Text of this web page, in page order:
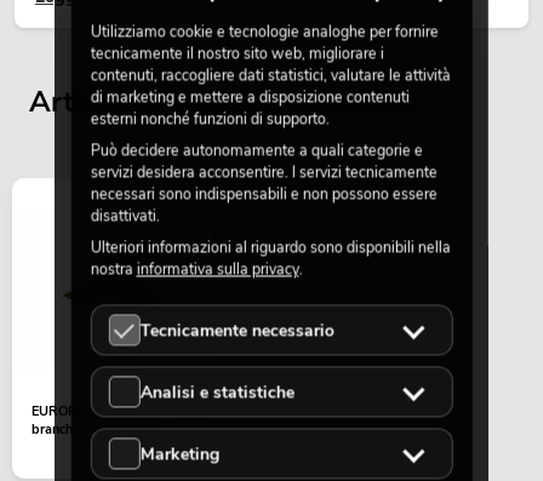
Articoli visualizzati per ultimi
EUROPALMS Wisteria
branch, artificial, pink
Utilizziamo cookie e tecnologie analoghe per fornire
tecnicamente il nostro sito web, migliorare i
contenuti, raccogliere dati statistici, valutare le attività
di marketing e mettere a disposizione contenuti
esterni nonché funzioni di supporto.
Può decidere autonomamente a quali categorie e
servizi desidera acconsentire. I servizi tecnicamente
necessari sono indispensabili e non possono essere
disattivati.
Ulteriori informazioni al riguardo sono disponibili nella
nostra informativa sulla privacy.
Tecnicamente necessario
Analisi e statistiche
Marketing